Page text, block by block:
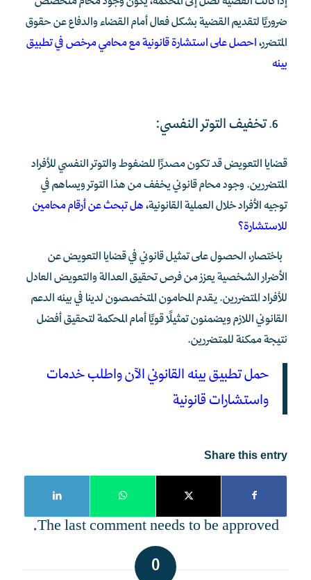
ضروريًا لتقديم القضية بشكل فعال أمام القضاء والدفاع عن حقوق
المتضرر،احصل على استشارة قانونية مع محامي مرخص في تطبيق
بينه
تخفيف التوتر النفسي:
قضايا التعويض قد تكون مصدرًا للضغوط والتوتر النفسي للأفراد
المتضررين. وجود محام قانوني يخفف من هذا التوتر ويساهم في
توجيه الأفراد خلال العملية القانونية،هل تبحث عن أرقام محامين
للاستشارة؟
باختصار، الحصول على تمثيل قانوني في قضايا التعويض عن
الأضرار الشخصية يعزز من فرص تحقيق العدالة والتعويض العادل
للأفراد المتضررين. يقدم المحامون المتخصصون لدينا في بينه الدعم
القانوني اللازم ويضمنون تمثيلًا قويًا أمام المحكمة لتحقيق أفضل
نتيجة ممكنة للمتضررين.
حمل تطبيق بينه القانوني الآن واطلب خدمات
واستشارات قانونية
Share this entry
The last comment needs to be approved.
0